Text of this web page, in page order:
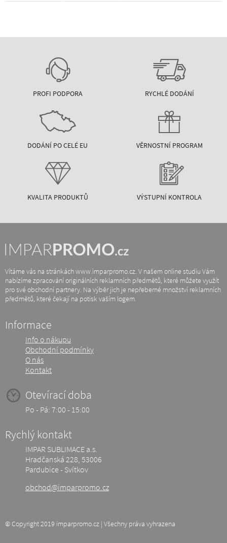
PROFI PODPORA RYCHLÉ DODÁNÍ
DODÁNÍ PO CELÉ EU VĚRNOSTNÍ PROGRAM
KVALITA PRODUKTŮ VÝSTUPNÍ KONTROLA
Vítáme vás na stránkách www.imparpromo.cz. V našem online studiu Vám
nabízíme zpracování originálních reklamních předmětů, které můžete využít
pro své obchodní partnery. Na výběr jich je nepřeberné množství reklamních
předmětů, které čekají na potisk vaším logem.
Informace
Info o nákupu
Obchodní podmínky
O nás
Kontakt
Otevírací doba
Po - Pá: 7:00 - 15:00
Rychlý kontakt
IMPAR SUBLIMACE a.s.
Hradčanská 228, 53006
Pardubice - Svítkov
obchod@imparpromo.cz
© Copyright 2019 imparpromo.cz | Všechny práva vyhrazena